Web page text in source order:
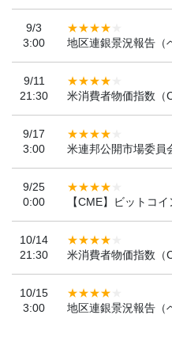
9/3
3:00
地区連銀景況報告（
9/11
21:30
米消費者物価指数（
9/17
3:00
米連邦公開市場委員
9/25
0:00
【CME】ビットコ
10/14
21:30
米消費者物価指数（
10/15
3:00
地区連銀景況報告（